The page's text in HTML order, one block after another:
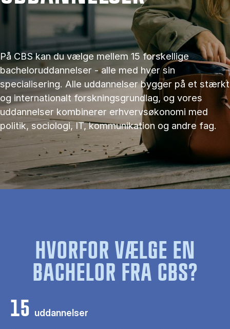
På CBS kan du vælge mellem 15 forskellige
bacheloruddannelser - alle med hver sin
specialisering. Alle uddannelser bygger på et stærkt
og internationalt forskningsgrundlag, og vores
uddannelser kombinerer erhvervsøkonomi med
politik, sociologi, IT, kommunikation og andre fag.
HVORFOR VÆLGE EN
BACHELOR FRA CBS?
15 uddannelser